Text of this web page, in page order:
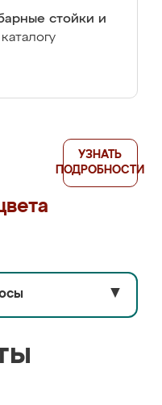
стойки и
УЗНАТЬ
ПОДРОБНОСТИ
▼